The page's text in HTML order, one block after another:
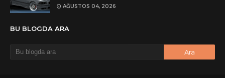
AĞUSTOS 04, 2026
BU BLOGDA ARA